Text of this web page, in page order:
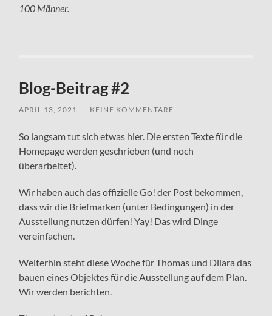
100 Männer.
Blog-Beitrag #2
APRIL 13, 2021 KEINE KOMMENTARE
So langsam tut sich etwas hier. Die ersten Texte für die
Homepage werden geschrieben (und noch
überarbeitet).
Wir haben auch das offizielle Go! der Post bekommen,
dass wir die Briefmarken (unter Bedingungen) in der
Ausstellung nutzen dürfen! Yay! Das wird Dinge
vereinfachen.
Weiterhin steht diese Woche für Thomas und Dilara das
bauen eines Objektes für die Ausstellung auf dem Plan.
Wir werden berichten.